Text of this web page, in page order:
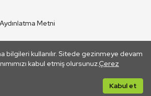
bilgileri kullanılır. Sitede gezinmeye devam
kabul etmiş olursunuz.Çerez
Kabul et
Metni
©2026 TRT. Bağlantı yoluyla gidilen dış